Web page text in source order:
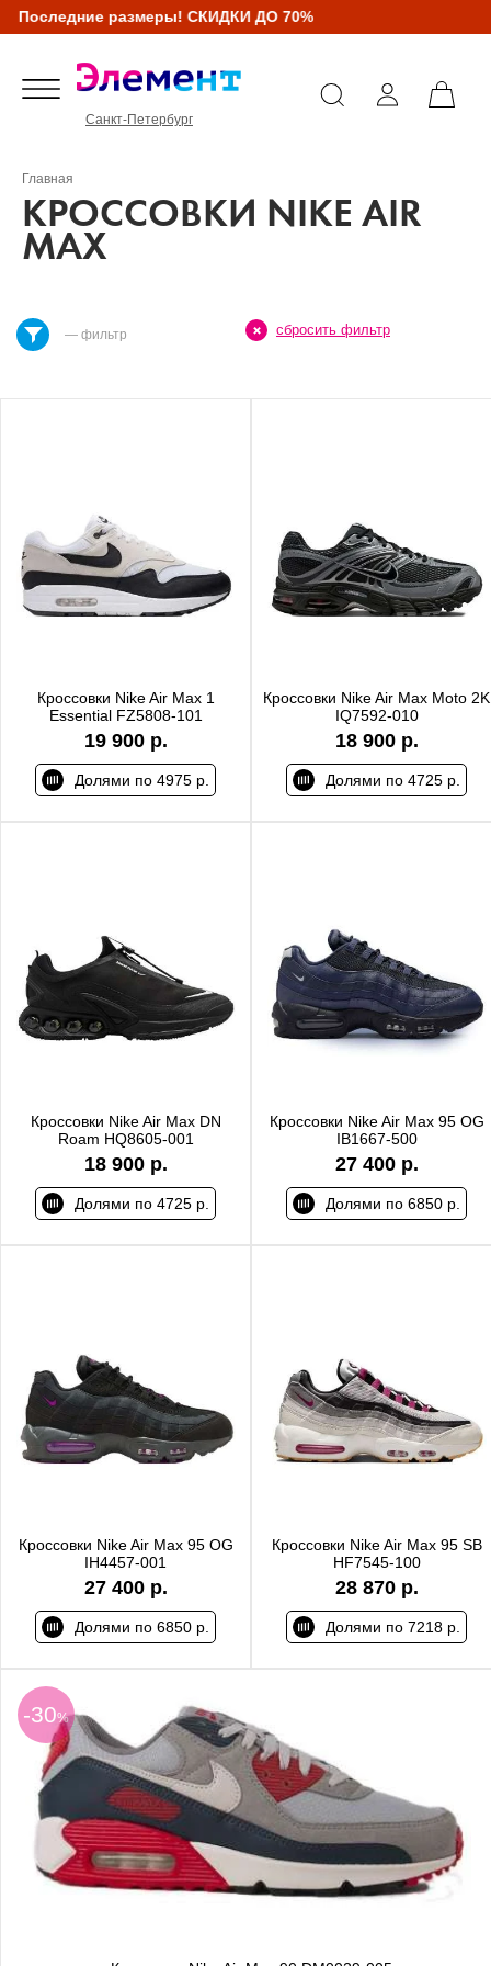
Последние размеры! СКИДКИ ДО 70%
Санкт-Петербург
Главная
КРОССОВКИ NIKE AIR
MAX
— фильтр сбросить фильтр
Кроссовки Nike Air Max 1
Essential FZ5808-101
19 900 р.
Долями по 4975 р.
Кроссовки Nike Air Max Moto 2K
IQ7592-010
18 900 р.
Долями по 4725 р.
Кроссовки Nike Air Max DN
Roam HQ8605-001
18 900 р.
Долями по 4725 р.
Кроссовки Nike Air Max 95 OG
IB1667-500
27 400 р.
Долями по 6850 р.
Кроссовки Nike Air Max 95 OG
IH4457-001
27 400 р.
Долями по 6850 р.
Кроссовки Nike Air Max 95 SB
HF7545-100
28 870 р.
Долями по 7218 р.
-30%